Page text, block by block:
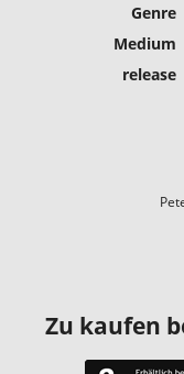
Genre
Medium
release
Zu kaufen